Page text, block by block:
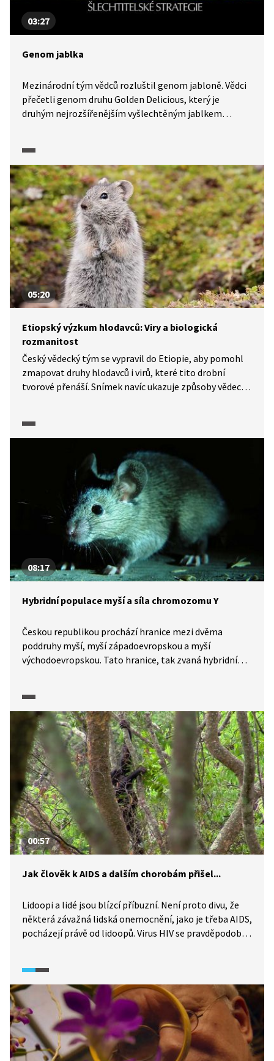
03:27
Genom jablka
Mezinárodní tým vědců rozluštil genom jabloně. Vědci
přečetli genom druhu Golden Delicious, který je
druhým nejrozšířenějším vyšlechtěným jablkem
rostliny budoucnosti.
05:20
Etiopský výzkum hlodavců: Viry a biologická
rozmanitost
Český vědecký tým se vypravil do Etiopie, aby pomohl
zmapovat druhy hlodavců i virů, které tito drobní
tvorové přenáší. Snímek navíc ukazuje způsoby vědecké
08:17
Hybridní populace myší a síla chromozomu Y
Českou republikou prochází hranice mezi dvěma
poddruhy myší, myší západoevropskou a myší
východoevropskou. Tato hranice, tak zvaná hybridní
analýzy, které zkoumají, jak se jedinci obou poddruhů
kříží. Ukazuje se totiž, že některé geny (například
chromozom Y) mají schopnost překonávat hranici
snáze a narušovat tak rovnováhu mezi pohlavími. Zdá
se tedy, že dochází i ke kompetici mezi jednotlivými
druhy na úrovni samotných genů.
00:57
Jak člověk k AIDS a dalším chorobám přišel...
Lidoopi a lidé jsou blízcí příbuzní. Není proto divu, že
některá závažná lidská onemocnění, jako je třeba AIDS,
pocházejí právě od lidoopů. Virus HIV se pravděpodobně